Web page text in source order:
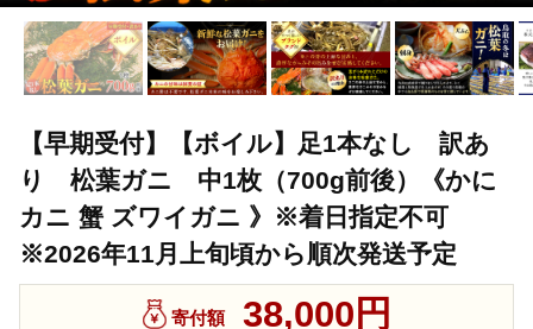
【早期受付】【ボイル】足1本なし 訳あ
り 松葉ガニ 中1枚（700g前後）《かに
カニ 蟹 ズワイガニ 》※着日指定不可
※2026年11月上旬頃から順次発送予定
寄付額 38,000円